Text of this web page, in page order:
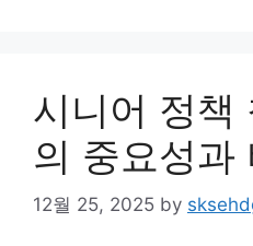
시니어 정책
의 중요성과
12월 25, 2025 by